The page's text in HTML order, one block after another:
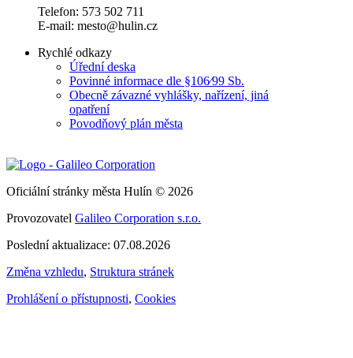
Telefon: 573 502 711
E-mail: mesto@hulin.cz
Rychlé odkazy
Úřední deska
Povinné informace dle §106⁄99 Sb.
Obecně závazné vyhlášky, nařízení, jiná
opatření
Povodňový plán města
Oficiální stránky města Hulín © 2026
Provozovatel Galileo Corporation s.r.o.
Poslední aktualizace: 07.08.2026
Změna vzhledu, Struktura stránek
Prohlášení o přístupnosti, Cookies